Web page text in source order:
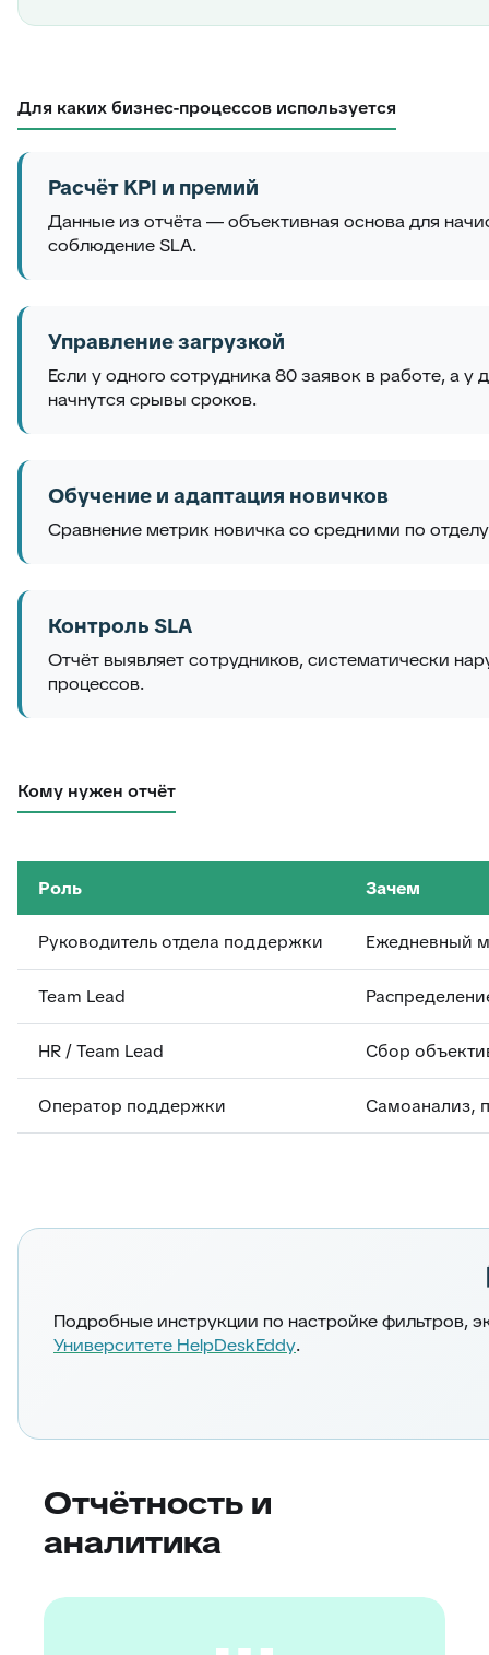
Для каких бизнес-процессов используется
Расчёт KPI и премий
Данные из отчёта — объективная основа для
соблюдение SLA.
Управление загрузкой
Если у одного сотрудника 80 заявок в работе, а
начнутся срывы сроков.
Обучение и адаптация новичков
Сравнение метрик новичка со средними по
Контроль SLA
Отчёт выявляет сотрудников, систематически
процессов.
Кому нужен отчёт
Роль Зачем
Руководитель отдела поддержки Ежедневный
Team Lead
HR / Team Lead Сбор
Оператор поддержки Самоанализ,
Подробные инструкции по настройке фильтров,
Университете HelpDeskEddy.
Отчётность и
аналитика